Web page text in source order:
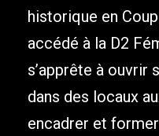
historique en
accédé à la D2
s’apprête à ouvrir
dans des locaux
encadrer et